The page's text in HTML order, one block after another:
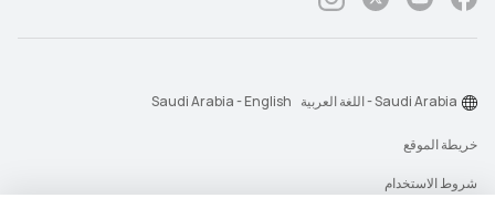
خريطة الموقع
شروط الاستخدام
Saudi Arabia - اللغة العربية Saudi Arabia - English